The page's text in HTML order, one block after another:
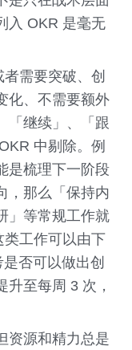
入 OKR 是毫无
需要突破、创
化、不需要额外
「继续」、「跟
中剔除。例
是梳理下一阶段
，那么「保持内
」等常规工作就
工作可以由下
否可以做出创
至每周 3 次，
资源和精力总是